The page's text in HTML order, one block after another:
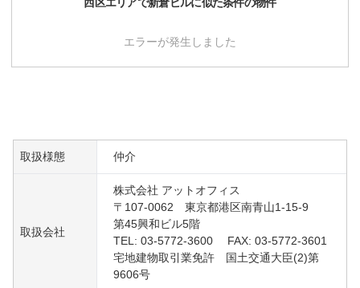
西区エリアで新倉ビルに似た条件の物件
エラーが発生しました
取扱様態 仲介
取扱会社
株式会社 アットオフィス
〒107-0062 東京都港区南青山1-15-9
第45興和ビル5階
TEL: 03-5772-3600 FAX: 03-5772-3601
宅地建物取引業免許 国土交通大臣(2)第
9606号